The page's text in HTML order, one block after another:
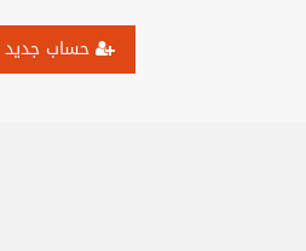
حساب جديد